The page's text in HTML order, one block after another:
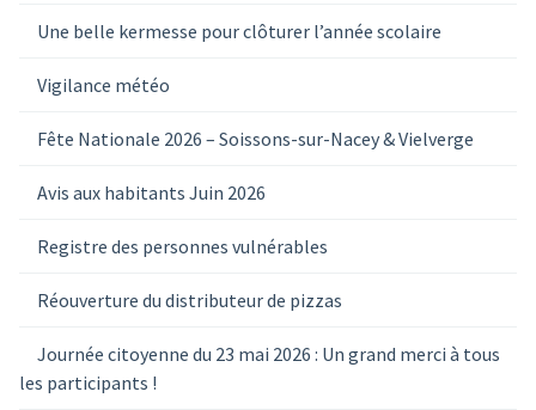
Une belle kermesse pour clôturer l’année scolaire
Vigilance météo
Fête Nationale 2026 – Soissons-sur-Nacey & Vielverge
Avis aux habitants Juin 2026
Registre des personnes vulnérables
Réouverture du distributeur de pizzas
Journée citoyenne du 23 mai 2026 : Un grand merci à tous
les participants !